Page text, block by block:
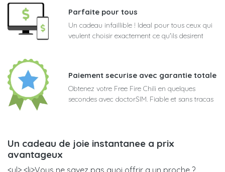
Parfaite pour tous
Un cadeau infaillible ! Ideal pour tous ceux qui
veulent choisir exactement ce qu'ils desirent
Paiement securise avec garantie totale
Obtenez votre Free Fire Chili en quelques
secondes avec doctorSIM. Fiable et sans tracas
Un cadeau de joie instantanee a prix
avantageux
<ul> <li>Vous ne savez pas quoi offrir a un proche ?